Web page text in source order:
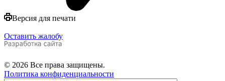
Версия для печати
Оставить жалобу
© 2026 Все права защищены.
Политика конфиденциальности